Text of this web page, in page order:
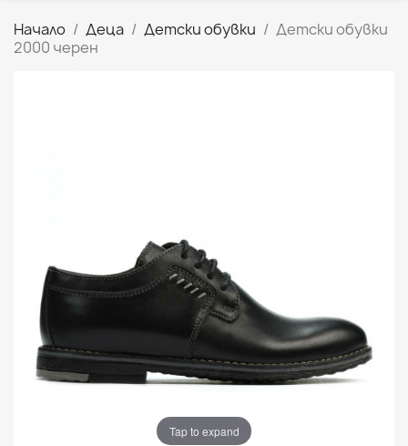
Начало Деца Детски обувки
Детски обувки
2000 черен
Tap to expand